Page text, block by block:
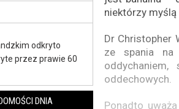
niektórzy myślą
Dr Christopher
ze spania na
oddechowych.
Ponadto
odkryto
przez prawie 60
DNIA